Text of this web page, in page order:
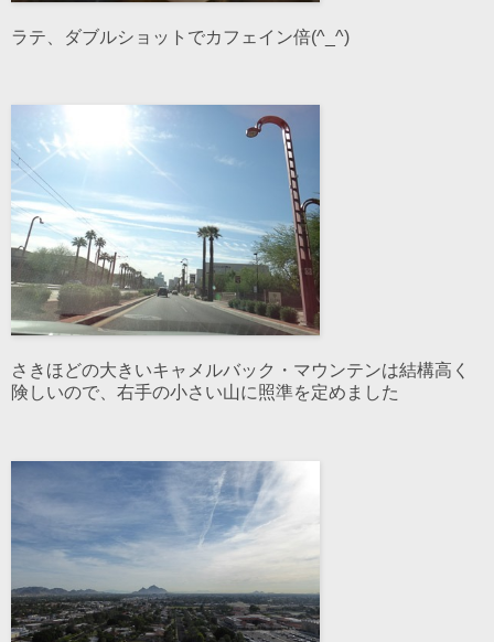
ラテ、ダブルショットでカフェイン倍(^_^)
さきほどの大きいキャメルバック・マウンテンは結構高く
険しいので、右手の小さい山に照準を定めました